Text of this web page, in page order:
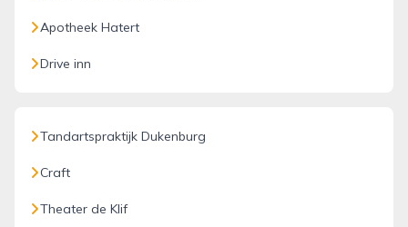
Apotheek Hatert
Drive inn
Tandartspraktijk Dukenburg
Craft
Theater de Klif